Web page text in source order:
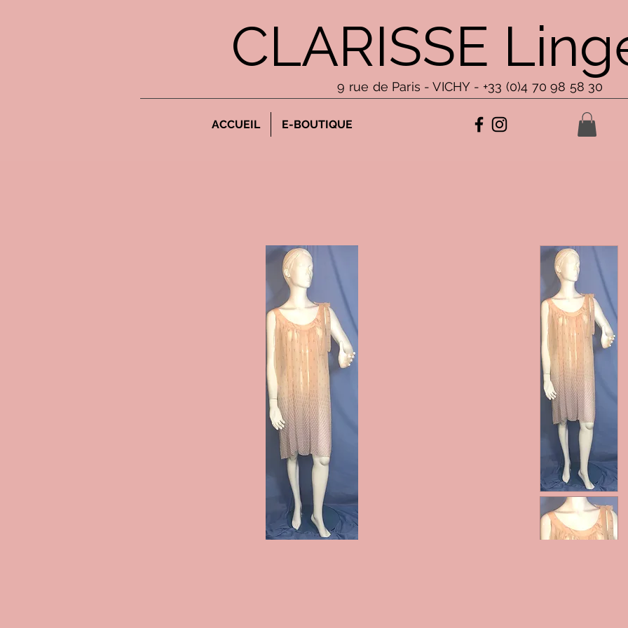
CLARISSE
9 rue de Paris - VICHY - +33 (0)4 70 98 58 30
ACCUEIL E-BOUTIQUE